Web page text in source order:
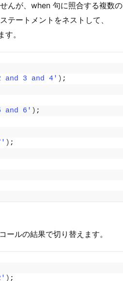
んが、when 句に照合する複数の
ートメントをネストして、
。
and 3 and 4' ) ;
and 6' ) ;
) ;
ルの結果で切り替えます。
) ;